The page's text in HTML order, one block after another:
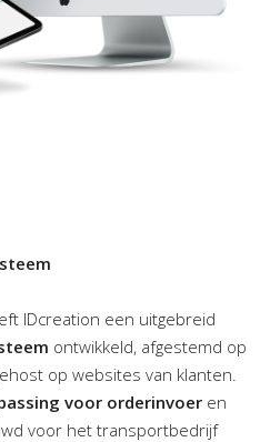
IDcreation een uitgebreid
ontwikkeld, afgestemd op
op websites van klanten.
voor orderinvoer en
voor het transportbedrijf